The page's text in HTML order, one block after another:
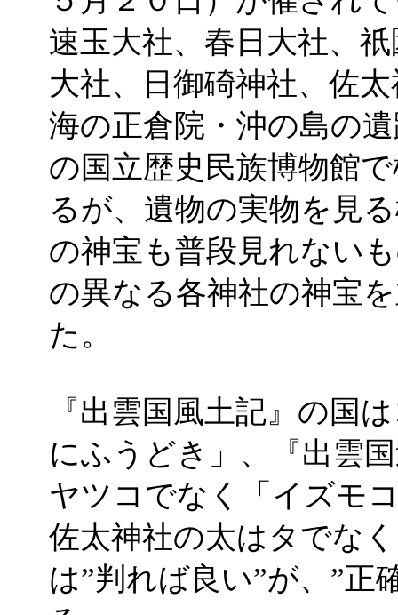
速玉大社、春日大社、
大社、日御碕神社、佐
海の正倉院・沖の島の
の国立歴史民族博物館
るが、遺物の実物を見
の神宝も普段見れない
の異なる各神社の神宝
た。
『出雲国風土記』の国
にふうどき」、『出雲
ヤツコでなく「イズモ
佐太神社の太はタでな
は”判れば良い”が、”正